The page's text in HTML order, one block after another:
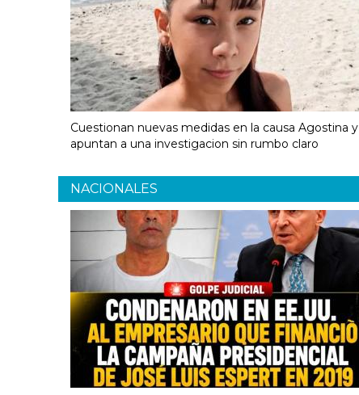
Cuestionan nuevas medidas en la causa Agostina y
apuntan a una investigacion sin rumbo claro
NACIONALES